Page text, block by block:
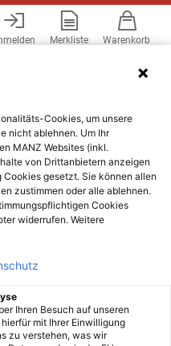
Merkliste Warenkorb
Cookies, um unsere
nicht ablehnen. Um Ihr
MANZ Websites (inkl.
von Drittanbietern anzeigen
gesetzt. Sie können allen
zustimmen oder alle ablehnen.
Cookies
widerrufen. Weitere
Ihren Besuch auf unseren
mit Ihrer Einwilligung
zu verstehen, was wir